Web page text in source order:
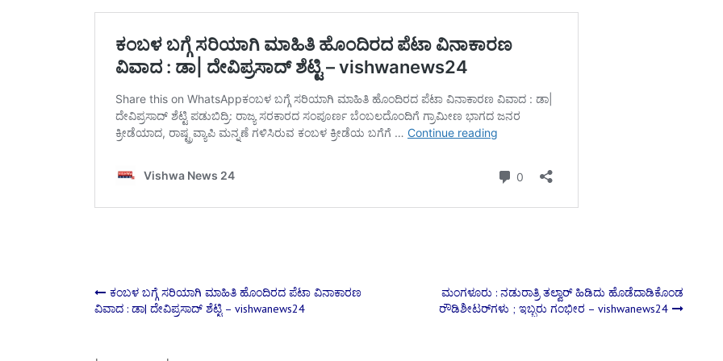
Post
ಕಂಬಳ ಬಗ್ಗೆ ಸರಿಯಾಗಿ ಮಾಹಿತಿ ಹೊಂದಿರದ ಪೆಟಾ ವಿನಾಕಾರಣ
ವಿವಾದ : ಡಾ| ದೇವಿಪ್ರಸಾದ್‌ ಶೆಟ್ಟಿ – vishwanews24
ಮಂಗಳೂರು : ನಡುರಾತ್ರಿ ತಲ್ವಾರ್‌ ಹಿಡಿದು ಹೊಡೆದಾಡಿಕೊಂಡ
ರೌಡಿಶೀಟರ್‌ಗಳು ; ಇಬ್ಬರು ಗಂಭೀರ – vishwanews24